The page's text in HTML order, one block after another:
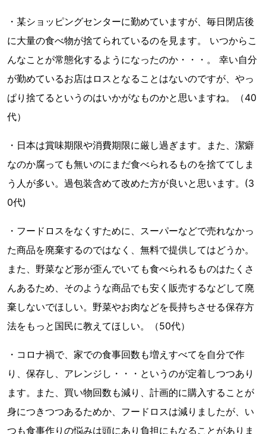
・某ショッピングセンターに勤めていますが、毎日閉店後
に大量の食べ物が捨てられているのを見ます。 いつからこ
んなことが常態化するようになったのか・・・。 幸い自分
が勤めているお店はロスとなることはないのですが、やっ
ぱり捨てるというのはいかがなものかと思いますね。（40
代）
・日本は賞味期限や消費期限に厳し過ぎます。また、潔癖
なのか腐っても無いのにまだ食べられるものを捨ててしま
う人が多い。過包装含めて改めた方が良いと思います。(3
0代)
・フードロスをなくすために、スーパーなどで売れなかっ
た商品を廃棄するのではなく、無料で提供してはどうか。
また、野菜など形が歪んでいても食べられるものはたくさ
んあるため、そのような商品でも安く販売するなどして廃
棄しないでほしい。野菜やお肉などを長持ちさせる保存方
法をもっと国民に教えてほしい。（50代）
・コロナ禍で、家での食事回数も増えすべてを自分で作
り、保存し、アレンジし・・・というのが定着しつつあり
ます。また、買い物回数も減り、計画的に購入することが
身につきつつあるためか、フードロスは減りましたが、い
つも食事作りの悩みは頭にあり負担にもなることがありま